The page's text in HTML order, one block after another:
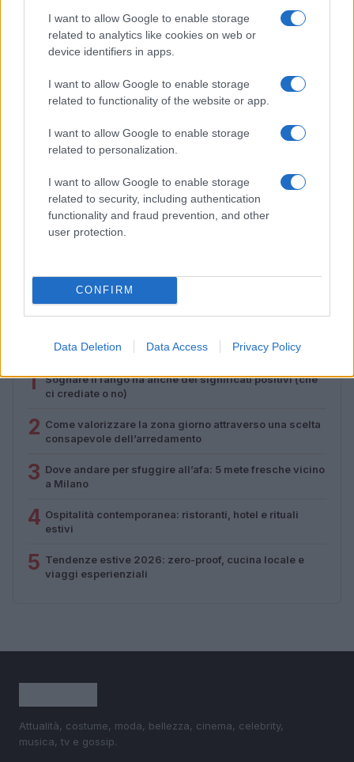
I want to allow Google to enable storage
related to analytics like cookies on web or
device identifiers in apps.
I want to allow Google to enable storage
related to functionality of the website or app.
I want to allow Google to enable storage
related to personalization.
I want to allow Google to enable storage
related to security, including authentication
functionality and fraud prevention, and other
user protection.
CONFIRM
Data Deletion Data Access Privacy Policy
LIFESTYLE
Esplorare il Giardino delle Meraviglie: piante
Cristian Castiglioni · 6 Ago 2026
PIÙ LETTI
1
Sognare il fango ha anche dei significati positivi (che
ci crediate o no)
2 Come valorizzare la zona giorno attraverso una scelta
consapevole dell’arredamento
3 Dove andare per sfuggire all’afa: 5 mete fresche vicino
a Milano
4 Ospitalità contemporanea: ristoranti, hotel e rituali
estivi
5 Tendenze estive 2026: zero-proof, cucina locale e
viaggi esperienziali
Attualità, costume, moda, bellezza, cinema, celebrity,
musica, tv e gossip.